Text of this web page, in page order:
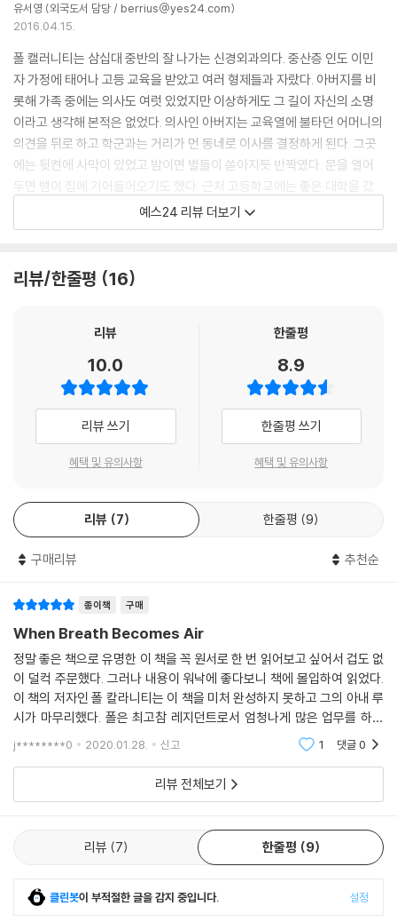
유서영 (외국도서 담당 / berrius@yes24.com)
2016.04.15.
폴 캘러니티는 삼십대 중반의 잘 나가는 신경외과의다. 중산층 인도 이민
자 가정에 태어나 고등 교육을 받았고 여러 형제들과 자랐다. 아버지를 비
롯해 가족 중에는 의사도 여럿 있었지만 이상하게도 그 길이 자신의 소명
이라고 생각해 본적은 없었다. 의사인 아버지는 교육열에 불타던 어머니의
의견을 뒤로 하고 학군과는 거리가 먼 동네로 이사를 결정하게 된다. 그곳
에는 뒷켠에 사막이 있었고 밤이면 별들이 쏟아지듯 반짝였다. 문을 열어
두면 뱀이 집에 기어들어오기도 했다. 근처 고등학교에는 좋은 대학을 갔
기를 바랬다. 학교 교육은 어머니가 원하는 수준이 못 되었던 것 같다. 동네
아이들도 그닥 공부에는 관심이 없었다. 어머니는 한 방편으로 책들이 폴
이 폴에게 가져다 주었다. 어느새 그는 자기 학년보다도 꽤 수준이 높은 책
들을 읽게 되었다.
그는 책을 읽는 일이 퍽 즐거웠다. 문학을 사랑했고 삶의 의미에 대해 탐구
하기를 즐겼기 때문이었다. 답을 구하기에 문학은 가장 가까운 길이라고
여겼다. 나아가 삶을 영위하는 생명 그 자체도 이해하고 싶었다. 대학에서
문학과 생물학 수업을 같이 들으며 그의 갈증은 조금씩 채워졌다. 그에게
른 것이 아니었다. 그러나 스탠포드 영문학과에는 과학자의 시선을 가진
문학 청년이 설 곳이 마땅치 않았다.
그토록 오래 문학을 공부했는데 환영 받지 못하다니. 그는 자신이 다른 문
친척과 가족들이 보였고 운명처럼 의사의 길을 가게 된다. 의업은 삶과 죽
음을 똑바로 바라보는 일이었다. 공부로 찰랑이는 의대생 시절을 지나 수
련의 과정에 들어간 그는 처음으로 해부학 실습을 하게 된다. 책에서만 보
던 것과는 전혀 다른 경험이었다. 실습 대상은 ‘사체’였지만, 그들은 병사
하기 전에 그들의 죽음이 의학의 발전에 도움이 될 수 있도록 자신의 몸을
‘기부’한 사람들이었다. 환자들은 해결 해야할 ‘문제’가 아니라 ‘사람’이었
다. 의대생들은 그렇게 삶과 죽음을 직접 맞닿뜨리며 진짜 의사가 되었다.
열 시간의 수술, 네 시간의 수면, 자신의 환자가 살고 죽는 것을 보아온 고
된 수련의 시절의 끝이 보였다. 사랑하는 여자를 만나 결혼을 하고 미국 각
지의 내로라 하는 의학센터에서는 그의 우수한 수술 실력을 높이 사서 서
로 데려가려고 야단이었다. 삼십대 중반에 폴은 이룰 수 있는 모든 성공을
바로 눈 앞에 두고 있었다. 고된 수술 스케줄 탓인지 급격하게 피로가 몰려
오고 체중이 심하게 줄기 전까지는.
예스24 리뷰 더보기
리뷰/한줄평 16
리뷰
10.0
리뷰 쓰기
혜택 및 유의사항
한줄평
8.9
한줄평 쓰기
혜택 및 유의사항
리뷰 7 한줄평 9
구매리뷰 추천순
종이책 구매
When Breath Becomes Air
정말 좋은 책으로 유명한 이 책을 꼭 원서로 한 번 읽어보고 싶어서 겁도 없
이 덜컥 주문했다. 그러나 내용이 워낙에 좋다보니 책에 몰입하여 읽었다.
이 책의 저자인 폴 칼라니티는 이 책을 미처 완성하지 못하고 그의 아내 루
시가 마무리했다. 폴은 최고참 레지던트로서 엄청나게 많은 업무를 하던
중, 아내의 임신이라는 반가운 소식이 있는 한편, 그는 암이 급속도로 악화
되어 만삭인
j********0 2020.01.28. 신고 1 댓글0
리뷰 전체보기
리뷰 7 한줄평 9
클린봇이 부적절한 글을 감지 중입니다. 설정